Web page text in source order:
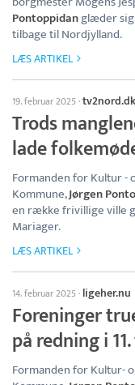
Pontoppidanglæder sig
tilbage til Nordjylland.
LÆS ARTIKEL
19. februar 2025·tv2nord.dk
Trods
lade
Formanden for Kultur
Kommune,Jørgen
en række frivillige ville
Mariager.
LÆS ARTIKEL
14. februar 2025· ligeher.nu
Foreninger
på redning i
Formanden for Kultur-